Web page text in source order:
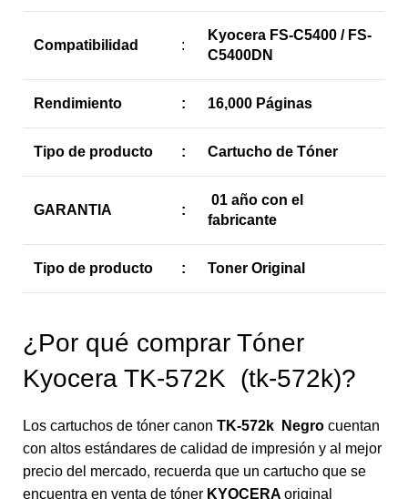
Compatibilidad :
Kyocera FS-C5400 / FS-
C5400DN
Rendimiento : 16,000 Páginas
Tipo de producto : Cartucho de Tóner
GARANTIA :
01 año con el
fabricante
Tipo de producto : Toner Original
¿Por qué comprar Tóner
Kyocera TK-572K (tk-572k)?
Los cartuchos de tóner canon TK-572k Negro cuentan
con altos estándares de calidad de impresión y al mejor
precio del mercado, recuerda que un cartucho que se
encuentra en venta de tóner KYOCERA original